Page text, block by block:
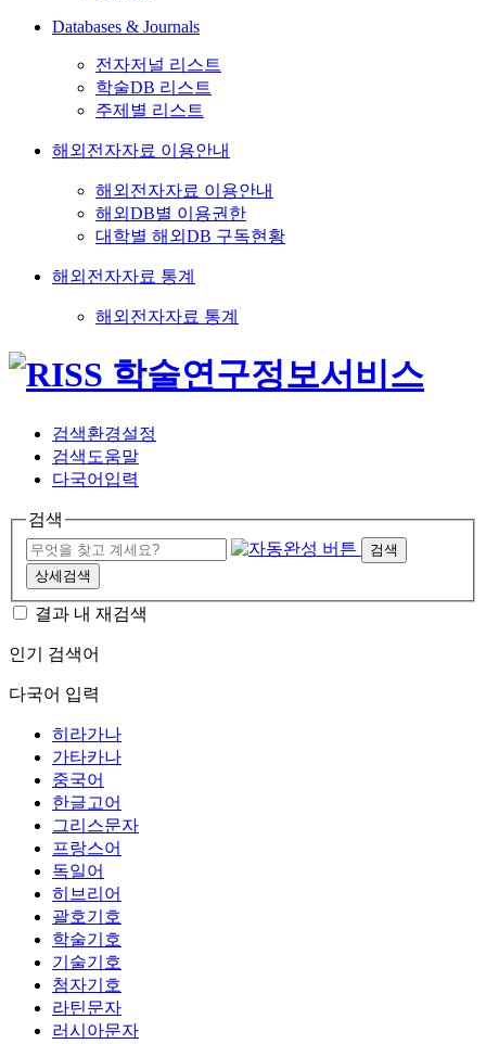
Databases & Journals
전자저널 리스트
학술DB 리스트
주제별 리스트
해외전자자료 이용안내
해외전자자료 이용안내
해외DB별 이용권한
대학별 해외DB 구독현황
해외전자자료 통계
해외전자자료 통계
검색환경설정
검색도움말
다국어입력
검색
검색
상세검색
결과 내 재검색
인기 검색어
다국어 입력
히라가나
가타카나
중국어
한글고어
그리스문자
프랑스어
독일어
히브리어
괄호기호
학술기호
기술기호
첨자기호
라틴문자
러시아문자